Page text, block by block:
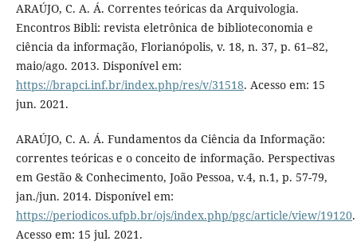
ARAÚJO, C. A. Á. Correntes teóricas da Arquivologia.
Encontros Bibli: revista eletrônica de biblioteconomia e
ciência da informação, Florianópolis, v. 18, n. 37, p. 61–82,
maio/ago. 2013. Disponível em:
https://brapci.inf.br/index.php/res/v/31518. Acesso em: 15
jun. 2021.
ARAÚJO, C. A. Á. Fundamentos da Ciência da Informação:
correntes teóricas e o conceito de informação. Perspectivas
em Gestão & Conhecimento, João Pessoa, v.4, n.1, p. 57-79,
jan./jun. 2014. Disponível em:
https://periodicos.ufpb.br/ojs/index.php/pgc/article/view/19120.
Acesso em: 15 jul. 2021.